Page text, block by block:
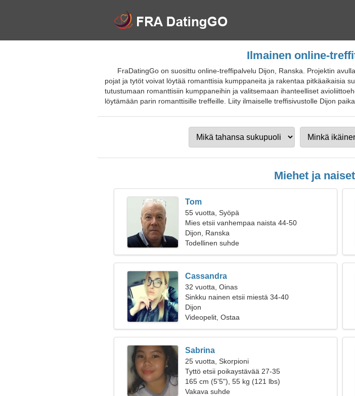
Ilmainen online-
FraDatingGo on suosittu online-treffipalvelu Dijon, Ranska. Projektin
pojat ja tytöt voivat löytää romanttisia kumppaneita ja rakentaa pitkäaikaisia
tutustumaan romanttisiin kumppaneihin ja valitsemaan ihanteelliset
löytämään parin romanttisille treffeille. Liity ilmaiselle treffisivustolle Dijon
Miehet ja
Tom
55 vuotta, Syöpä
Mies etsii vanhempaa naista 44-50
Dijon, Ranska
Todellinen suhde
Cassandra
32 vuotta, Oinas
Sinkku nainen etsii miestä 34-40
Dijon
Videopelit, Ostaa
Sabrina
25 vuotta, Skorpioni
Tyttö etsii poikaystävää 27-35
165 cm (5'5"), 55 kg (121 lbs)
Vakava suhde